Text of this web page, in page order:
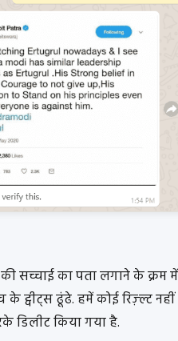
की सच्चाई का पता लगाने के क्रम
के ट्वीट्स ढूंढे. हमें कोई रिज़्ल्ट
डिलीट किया गया है.